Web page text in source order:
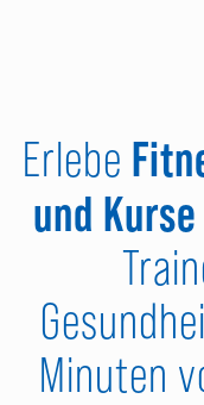
Erlebe
und Kurse
Minuten